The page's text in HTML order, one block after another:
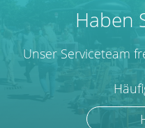
Haben
Unser Serviceteam